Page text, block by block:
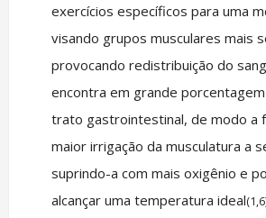
exercícios específicos para uma
visando grupos musculares mais
provocando redistribuição do
encontra em grande
trato gastrointestinal, de modo a
maior irrigação da musculatura a
suprindo-a com mais oxigênio e
alcançar uma temperatura ideal